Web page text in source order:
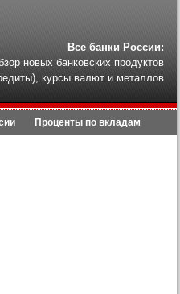
Все банки России:
новых банковских продуктов
курсы валют и металлов
Проценты по вкладам